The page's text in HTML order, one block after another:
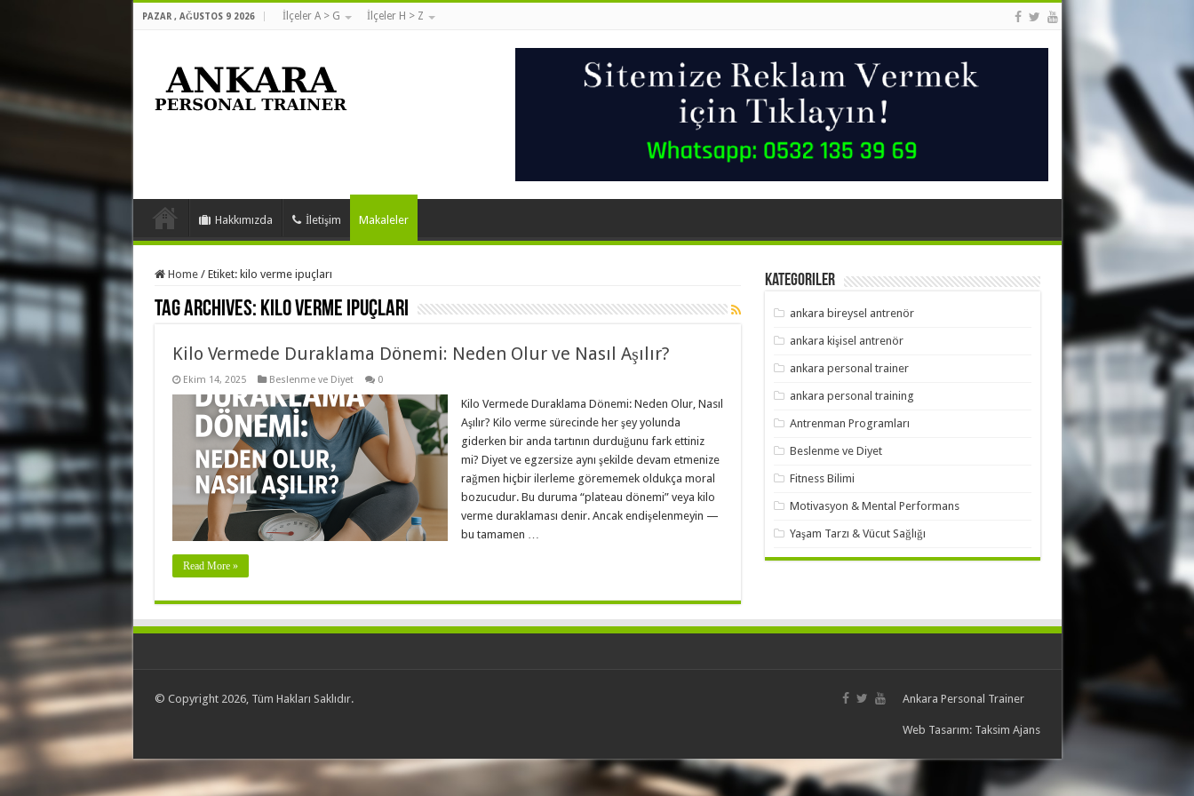
PAZAR , AĞUSTOS 9 2026 İlçeler A > G İlçeler H > Z
Hakkımızda İletişim Makaleler
Home / Etiket: kilo verme ipuçları
Tag Archives: kilo verme ipuçları
Kilo Vermede Duraklama Dönemi: Neden Olur ve Nasıl Aşılır?
Ekim 14, 2025 Beslenme ve Diyet 0
Kilo Vermede Duraklama Dönemi: Neden Olur, Nasıl
Aşılır? Kilo verme sürecinde her şey yolunda
giderken bir anda tartının durduğunu fark ettiniz
mi? Diyet ve egzersize aynı şekilde devam etmenize
rağmen hiçbir ilerleme görememek oldukça moral
bozucudur. Bu duruma “plateau dönemi” veya kilo
verme duraklaması denir. Ancak endişelenmeyin —
bu tamamen …
Read More »
Kategoriler
ankara bireysel antrenör
ankara kişisel antrenör
ankara personal trainer
ankara personal training
Antrenman Programları
Beslenme ve Diyet
Fitness Bilimi
Motivasyon & Mental Performans
Yaşam Tarzı & Vücut Sağlığı
Ankara Personal Trainer
Web Tasarım: Taksim Ajans
© Copyright 2026, Tüm Hakları Saklıdır.